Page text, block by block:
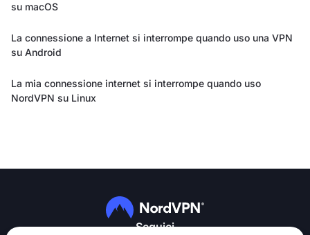
su macOS
La connessione a Internet si interrompe quando uso una VPN
su Android
La mia connessione internet si interrompe quando uso
NordVPN su Linux
Seguici